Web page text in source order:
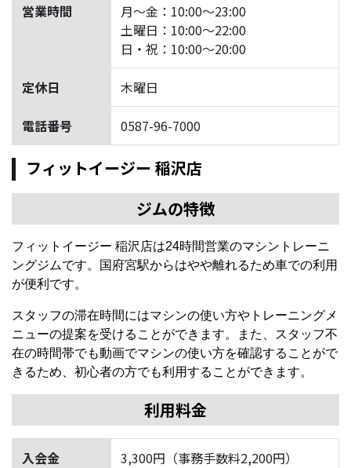
営業時間
月～金：10:00～23:00
土曜日：10:00～22:00
日・祝：10:00～20:00
定休日 木曜日
電話番号 0587-96-7000
フィットイージー 稲沢店
ジムの特徴
フィットイージー 稲沢店は24時間営業のマシントレーニ
ングジムです。国府宮駅からはやや離れるため車での利用
が便利です。
スタッフの滞在時間にはマシンの使い方やトレーニングメ
ニューの提案を受けることができます。また、スタッフ不
在の時間帯でも動画でマシンの使い方を確認することがで
きるため、初心者の方でも利用することができます。
利用料金
入会金 3,300円（事務手数料2,200円）